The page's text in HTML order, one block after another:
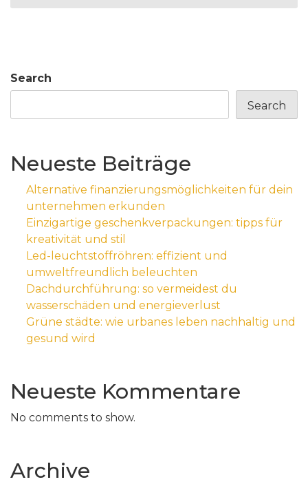
Search
Search
Neueste Beiträge
Alternative finanzierungsmöglichkeiten für dein
unternehmen erkunden
Einzigartige geschenkverpackungen: tipps für
kreativität und stil
Led-leuchtstoffröhren: effizient und
umweltfreundlich beleuchten
Dachdurchführung: so vermeidest du
wasserschäden und energieverlust
Grüne städte: wie urbanes leben nachhaltig und
gesund wird
Neueste Kommentare
No comments to show.
Archive